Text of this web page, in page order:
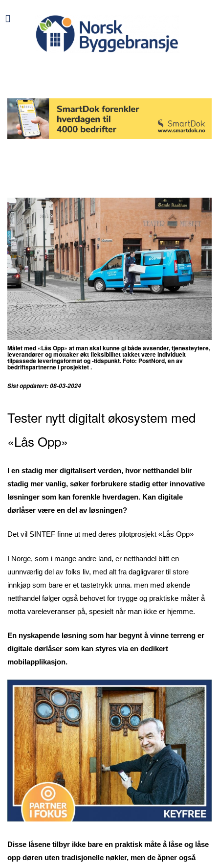
Målet med «Lås Opp» at man skal kunne gi både avsender, tjenesteytere,
leverandører og mottaker økt fleksibilitet takket være individuelt
tilpassede leveringsformat og -tidspunkt. Foto: PostNord, en av
bedriftspartnerne i prosjektet ​​​​​​.
Sist oppdatert: 08-03-2024
Tester nytt digitalt økosystem med
«Lås Opp»
I en stadig mer digitalisert verden, hvor netthandel blir
stadig mer vanlig, søker forbrukere stadig etter innovative
løsninger som kan forenkle hverdagen. Kan digitale
dørlåser være en del av løsningen?
Det vil SINTEF finne ut med deres pilotprosjekt «Lås Opp»
I Norge, som i mange andre land, er netthandel blitt en
uunnværlig del av folks liv, med alt fra dagligvarer til store
innkjøp som bare er et tastetrykk unna. men med økende
netthandel følger også behovet for trygge og praktiske måter å
motta vareleveranser på, spesielt når man ikke er hjemme.
En nyskapende løsning som har begynt å vinne terreng er
digitale dørlåser som kan styres via en dedikert
mobilapplikasjon.
Disse låsene tilbyr ikke bare en praktisk måte å låse og låse
opp døren uten tradisjonelle nøkler, men de åpner også